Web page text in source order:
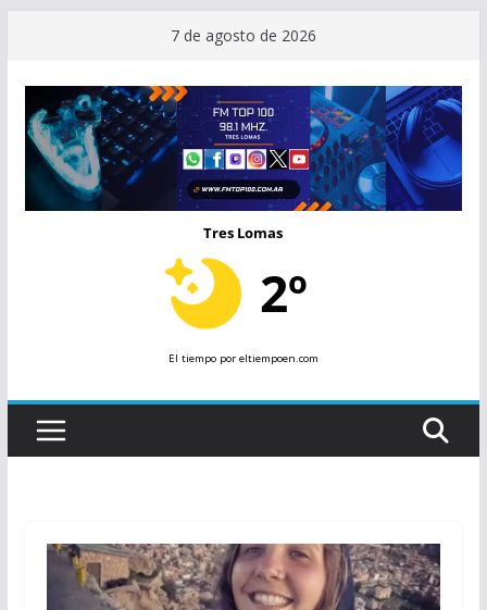
contenido
7 de agosto de 2026
Tres Lomas
2º
El tiempopor eltiempoen.com